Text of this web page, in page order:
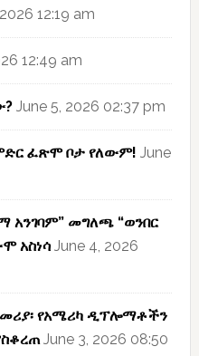
12:19 am
12:49 am
June 5, 2026 02:37 pm
ፈጽሞ ቦታ የለውም! June
አንገባም” መግለጫ “ወንበር
አስነሳ June 4, 2026
የአሜሪካ ዲፕሎማቶችን
June 3, 2026 08:50